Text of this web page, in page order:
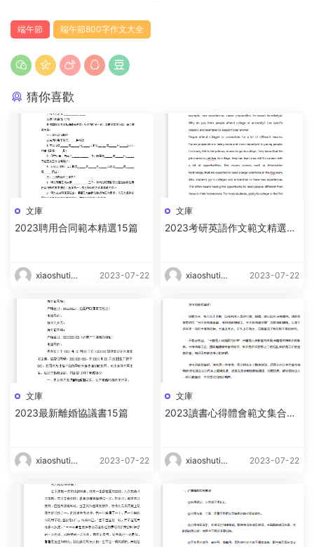
端午節 端午節800字作文大全
猜你喜歡
文庫
2023聘用合同範本精選15篇
xiaoshutin
2023-07-22
文庫
2023考研英語作文範文精選15
xiaoshutin
2023-07-22
文庫
2023最新離婚協議書15篇
xiaoshutin
2023-07-22
文庫
2023讀書心得體會範文集合15
xiaoshutin
2023-07-22